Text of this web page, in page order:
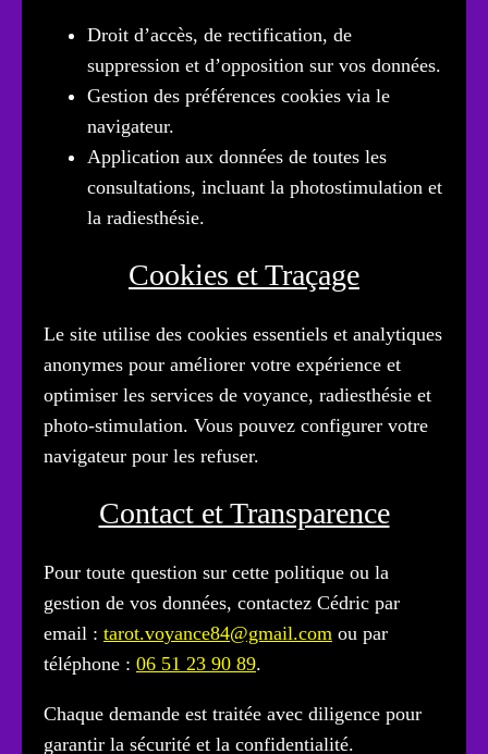
Droit d’accès, de rectification, de
suppression et d’opposition sur vos données.
Gestion des préférences cookies via le
navigateur.
Application aux données de toutes les
consultations, incluant la photostimulation et
la radiesthésie.
Cookies et Traçage
Le site utilise des cookies essentiels et analytiques
anonymes pour améliorer votre expérience et
optimiser les services de voyance, radiesthésie et
photo-stimulation. Vous pouvez configurer votre
navigateur pour les refuser.
Contact et Transparence
Pour toute question sur cette politique ou la
gestion de vos données, contactez Cédric par
email : tarot.voyance84@gmail.com ou par
téléphone : 06 51 23 90 89.
Chaque demande est traitée avec diligence pour
garantir la sécurité et la confidentialité.